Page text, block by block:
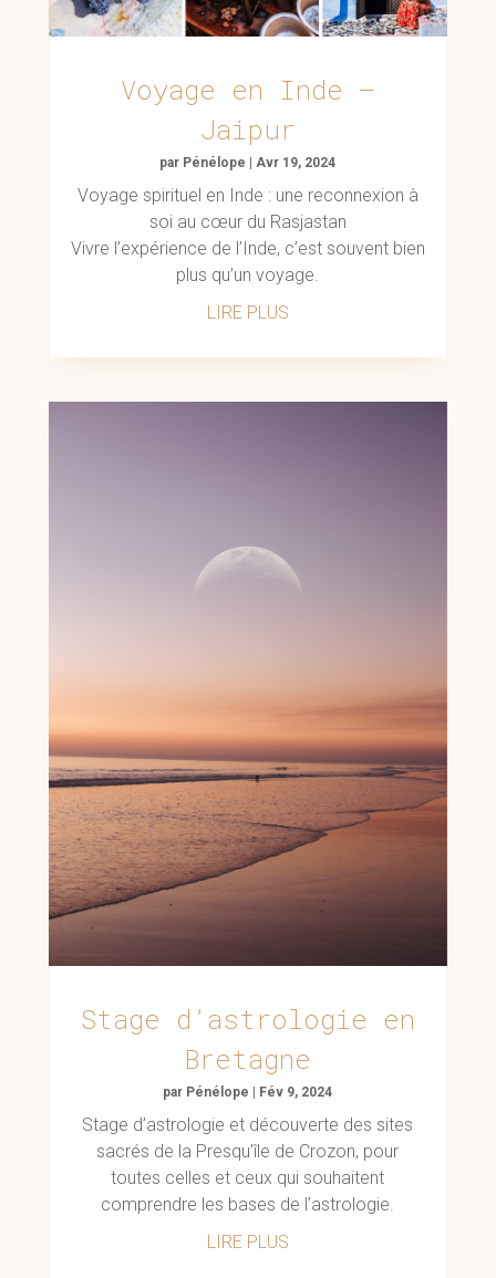
Voyage en Inde –
Jaipur
par Pénélope |Avr 19, 2024
Voyage spirituel en Inde : une reconnexion à
soi au cœur du Rasjastan
Vivre l’expérience de l’Inde, c’est souvent bien
plus qu’un voyage.
LIRE PLUS
Stage d’astrologie en
Bretagne
par Pénélope Fév 9, 2024
Stage d’astrologie et découverte des sites
sacrés de la Presqu’île de Crozon, pour
toutes celles et ceux qui souhaitent
comprendre les bases de l’astrologie.
LIRE PLUS